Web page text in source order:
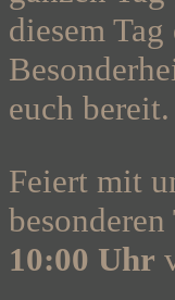
diesem
euch bereit.
Feiert mit
10:00 Uhr